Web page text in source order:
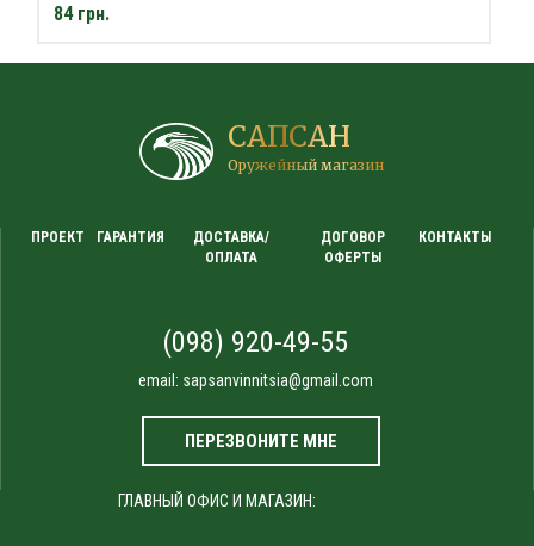
84 грн.
САПСАН
Оружейный магазин
ПРОЕКТ ГАРАНТИЯ
ДОСТАВКА/
ОПЛАТА
ДОГОВОР
ОФЕРТЫ
КОНТАКТЫ
(098) 920-49-55
email: sapsanvinnitsia@gmail.com
ПЕРЕЗВОНИТЕ МНЕ
ГЛАВНЫЙ ОФИС И МАГАЗИН: